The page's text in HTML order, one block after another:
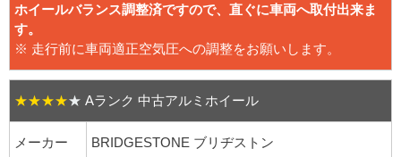
20インチ：夏タイヤホイール
ホイールナット
ホイールバランス調整済ですので、直ぐに車両へ取付出来ま
す。
※ 走行前に車両適正空気圧への調整をお願いします。
★★★★★ Aランク 中古アルミホイール
メーカー BRIDGESTONE ブリヂストン